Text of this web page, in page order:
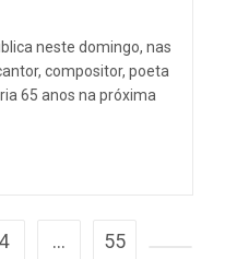
neste domingo, nas
compositor, poeta
65 anos na próxima
4 … 55